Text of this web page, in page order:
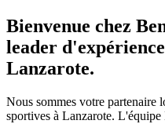
Bienvenue chez
leader
Lanzarote.
Nous sommes votre partenaire
sportives à Lanzarote.